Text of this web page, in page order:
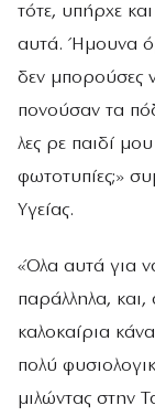
τότε, υπήρχε
αυτά. Ήμουνα
δεν μπορούσες
πονούσαν τα
λες ρε παιδί
φωτοτυπίες;»
Υγείας.
«Όλα αυτά για
παράλληλα,
καλοκαίρια
πολύ
μιλώντας στην